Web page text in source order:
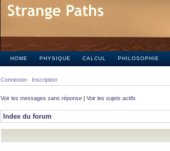
HOME PHYSIQUE CALCUL PHILOSOPHIE
Connexion Inscription
Voir les messages sans réponse | Voir les sujets actifs
Index du forum